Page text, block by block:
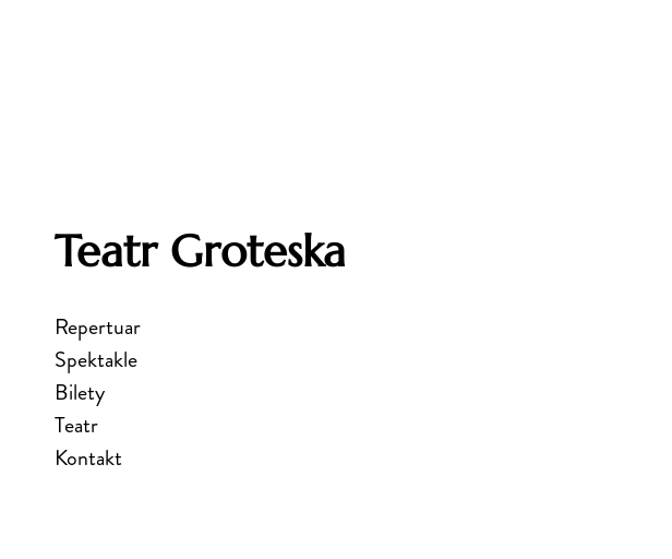
Teatr Groteska
Repertuar
Spektakle
Bilety
Teatr
Kontakt